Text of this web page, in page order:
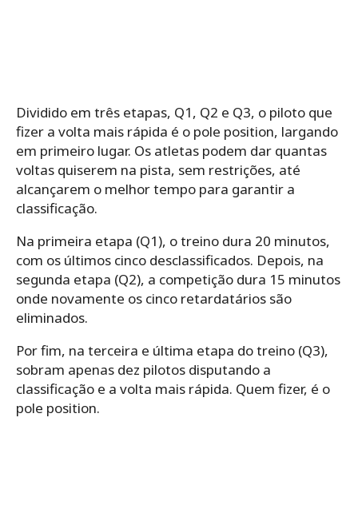
Dividido em três etapas, Q1, Q2 e Q3, o piloto que
fizer a volta mais rápida é o pole position, largando
em primeiro lugar. Os atletas podem dar quantas
voltas quiserem na pista, sem restrições, até
alcançarem o melhor tempo para garantir a
classificação.
Na primeira etapa (Q1), o treino dura 20 minutos,
com os últimos cinco desclassificados. Depois, na
segunda etapa (Q2), a competição dura 15 minutos
onde novamente os cinco retardatários são
eliminados.
Por fim, na terceira e última etapa do treino (Q3),
sobram apenas dez pilotos disputando a
classificação e a volta mais rápida. Quem fizer, é o
pole position.